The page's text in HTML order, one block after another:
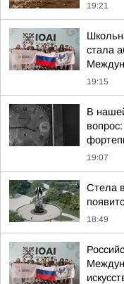
19:21
стала
19:15
В
19:07
Стела
18:49